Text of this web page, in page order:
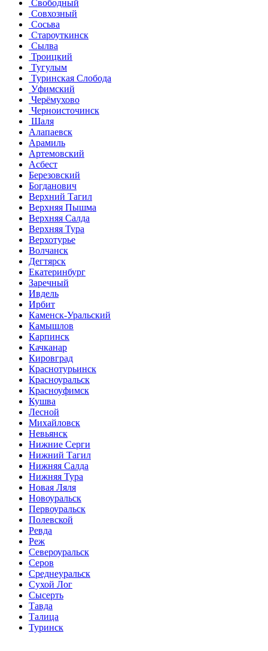
Свободный
Совхозный
Сосьва
Староуткинск
Сылва
Троицкий
Тугулым
Туринская Слобода
Уфимский
Черёмухово
Черноисточинск
Шаля
Алапаевск
Арамиль
Артемовский
Асбест
Березовский
Богданович
Верхний Тагил
Верхняя Пышма
Верхняя Салда
Верхняя Тура
Верхотурье
Волчанск
Дегтярск
Екатеринбург
Заречный
Ивдель
Ирбит
Каменск-Уральский
Камышлов
Карпинск
Качканар
Кировград
Краснотурьинск
Красноуральск
Красноуфимск
Кушва
Лесной
Михайловск
Невьянск
Нижние Серги
Нижний Тагил
Нижняя Салда
Нижняя Тура
Новая Ляля
Новоуральск
Первоуральск
Полевской
Ревда
Реж
Североуральск
Серов
Среднеуральск
Сухой Лог
Сысерть
Тавда
Талица
Туринск